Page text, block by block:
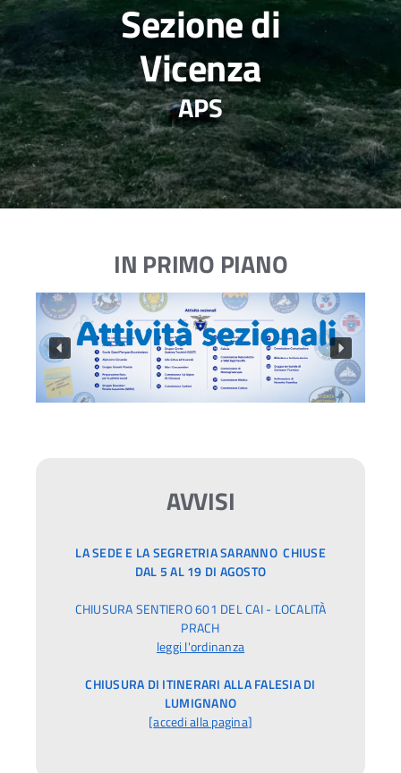
Sezione di
Vicenza
APS
IN PRIMO PIANO
AVVISI
LA SEDE E LA SEGRETRIA SARANNO CHIUSE
DAL 5 AL 19 DI AGOSTO
CHIUSURA SENTIERO 601 DEL CAI - LOCALITÀ
PRACH
leggi l'ordinanza
CHIUSURA DI ITINERARI ALLA FALESIA DI
LUMIGNANO
[accedi alla pagina]